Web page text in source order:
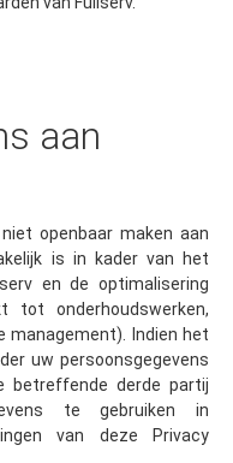
aan
openbaar maken aan
is in kader van het
en de optimalisering
tot onderhoudswerken,
management). Indien het
uw persoonsgegevens
betreffende derde partij
te gebruiken in
van deze Privacy